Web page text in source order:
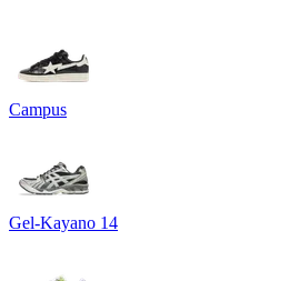
Campus
Gel-Kayano 14